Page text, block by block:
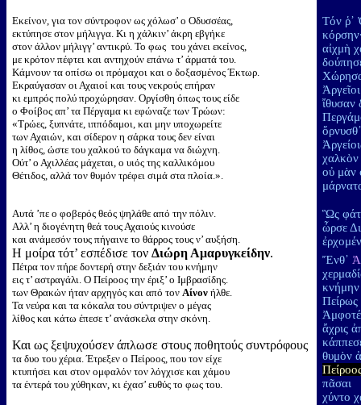
Εκείνον, για τον σύντροφον ως χόλωσ’ ο Οδυσσέας,
εκτύπησε στον μήλιγγα. Κι η χάλκιν’ άκρη εβγήκε
στον άλλον μήλιγγ’ αντικρύ. Το φως του χάνει εκείνος,
με κρότον πέφτει και αντηχούν επάνω τ’ άρματά του.
Κάμνουν τα οπίσω οι πρόμαχοι και ο δοξασμένος Έκτωρ.
Εκραύγασαν οι Αχαιοί και τους νεκρούς επήραν
κι εμπρός πολύ προχώρησαν. Οργίσθη όπως τους είδε
ο Φοίβος απ’ τα Πέργαμα κι εφώναζε των Τρώων:
«Τρώες, ξυπνάτε, ιππόδαμοι, και μην υποχωρείτε
των Αχαιών, και σίδερον η σάρκα τους δεν είναι
η λίθος, ώστε του χαλκού το δάγκαμα να διώχνη.
Ούτ’ ο Αχιλλέας μάχεται, ο υιός της καλλικόμου
Θέτιδος, αλλά τον θυμόν τρέφει σιμά στα πλοία.».
Τόν ῥ᾽
αἰχμὴ
ἴθυσαν
χαλκὸν
οὐ μὰν
Αυτά ’πε ο φοβερός θεός ψηλάθε από την πόλιν.
Αλλ’ η διογένητη θεά τους Αχαιούς κινούσε
και ανάμεσόν τους πήγαινε το θάρρος τους ν’ αυξήση.
Η μοίρα τότ’ εσπέδισε τονΔιώρη Αμαρυγκείδην.
Πέτρα τον πήρε δοντερή στην δεξιάν του κνήμην
εις τ’ αστραγάλι. Ο Πείροος την έριξ’ ο Ιμβρασίδης.
των Θρακών ήταν αρχηγός και από τονΑίνον ήλθε.
Τα νεύρα και τα κόκαλα του σύντριψεν ο μέγας
λίθος και κάτω έπεσε τ’ ανάσκελα στην σκόνη.
Και ως ξεψυχούσεν άπλωσε στους ποθητούς συντρόφους
τα δυο του χέρια. Έτρεξεν ο Πείροος, που τον είχε
κτυπήσει και στον ομφαλόν τον λόγχισε και χάμου
τα έντερά του χύθηκαν, κι έχασ’ ευθύς το φως του.
Ὣς
ὦρσε
Ἔνθ᾽
κνήμην
Πείρως
ἄχρις
θυμὸν
χύντο